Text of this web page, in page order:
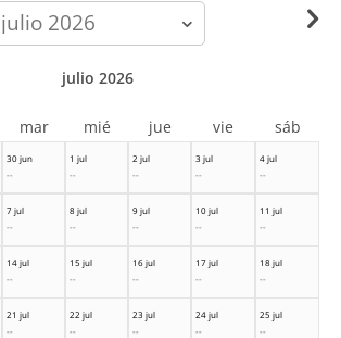
calendar-
month
30 jun
--
1 jul
--
2 jul
--
3 jul
--
4 jul
--
7 jul
--
8 jul
--
9 jul
--
10 jul
--
11 jul
--
14 jul
--
15 jul
--
16 jul
--
17 jul
--
18 jul
--
21 jul
--
22 jul
--
23 jul
--
24 jul
--
25 jul
--
julio 2026
mar mié jue vie sáb